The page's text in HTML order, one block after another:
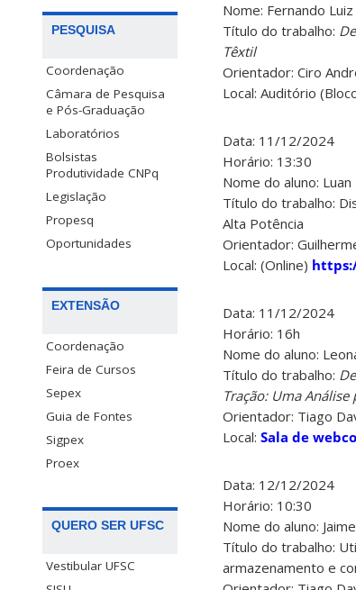
PESQUISA
Coordenação
Câmara de Pesquisa
e Pós-Graduação
Laboratórios
Bolsistas
Produtividade CNPq
Legislação
Propesq
Oportunidades
EXTENSÃO
Coordenação
Feira de Cursos
Sepex
Guia de Fontes
Sigpex
Proex
QUERO SER UFSC
Vestibular UFSC
Nome: Fernando
Título do trabalho:
Têxtil
Orientador: Ciro
Local: Auditório
Data: 11/12/2024
Horário: 13:30
Nome do aluno:
Título do trabalho:
Alta Potência
Orientador:
Local: (Online)
Data: 11/12/2024
Horário: 16h
Nome do aluno:
Título do trabalho:
Tração: Uma
Orientador: Tiago
Local: Sala de
Data: 12/12/2024
Horário: 10:30
Nome do aluno:
Título do trabalho:
armazenamento e